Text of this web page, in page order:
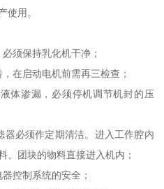
使用。
必须保持乳化机干净；
在启动电机前需再三检查；
体渗漏，必须停机调节机封的压
器必须作定期清洁。进入工作腔内
、团块的物料直接进入机内；
控制系统的安全；